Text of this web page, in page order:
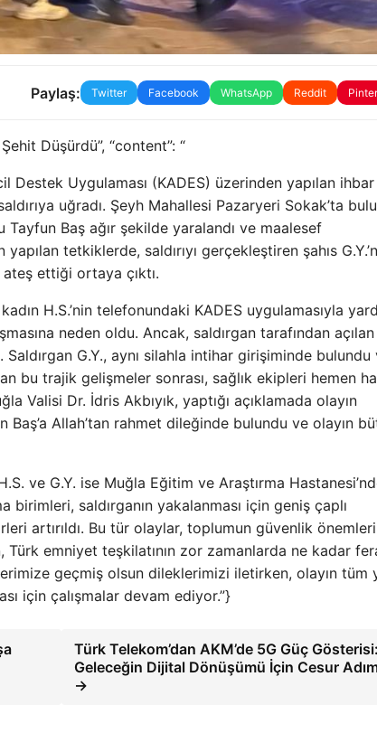
Paylaş: Twitter Facebook WhatsApp Reddit
Düşürdü”, “content”: “
Uygulaması (KADES) üzerinden yapılan ihbar
uğradı. Şeyh Mahallesi Pazaryeri Sokak’ta
Baş ağır şekilde yaralandı ve maalesef
tetkiklerde, saldırıyı gerçekleştiren şahıs
ettiği ortaya çıktı.
H.S.’nin telefonundaki KADES uygulamasıyla
neden oldu. Ancak, saldırgan tarafından
G.Y., aynı silahla intihar girişiminde bulundu
bu trajik gelişmeler sonrası, sağlık ekipleri hemen
Valisi Dr. İdris Akbıyık, yaptığı açıklamada olayın
Allah’tan rahmet dileğinde bulundu ve olayın
ve G.Y. ise Muğla Eğitim ve Araştırma
birimleri, saldırganın yakalanması için geniş çaplı
artırıldı. Bu tür olaylar, toplumun güvenlik
emniyet teşkilatının zor zamanlarda ne kadar
geçmiş olsun dileklerimizi iletirken, olayın tüm
için çalışmalar devam ediyor.”}
Türk Telekom’dan AKM’de 5G Güç Gösterisi:
Geleceğin Dijital Dönüşümü İçin Cesur
→